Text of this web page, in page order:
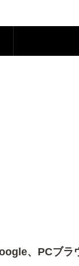
、PCブ